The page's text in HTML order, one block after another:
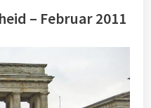
– Februar 2011